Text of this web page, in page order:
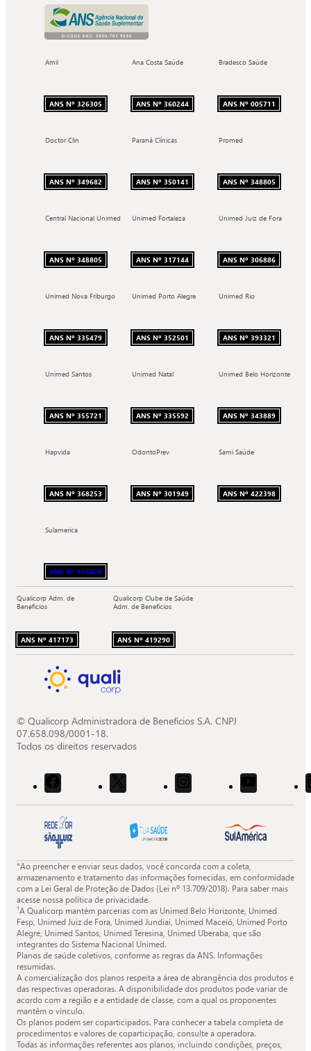
Amil
ANS Nº 326305
Ana Costa Saúde
ANS Nº 360244
Bradesco Saúde
ANS Nº 005711
Doctor Clin
ANS Nº 349682
Paraná Clínicas
ANS Nº 350141
Promed
ANS Nº 348805
Central Nacional Unimed
ANS Nº 348805
Unimed Fortaleza
ANS Nº 317144
Unimed Juiz de Fora
ANS Nº 306886
Unimed Nova Friburgo
ANS Nº 335479
Unimed Porto Alegre
ANS Nº 352501
Unimed Rio
ANS Nº 393321
Unimed Santos
ANS Nº 355721
Unimed Natal
ANS Nº 335592
Unimed Belo Horizonte
ANS Nº 343889
Hapvida
ANS Nº 368253
OdontoPrev
ANS Nº 301949
Sami Saúde
ANS Nº 422398
Sulamerica
ANS Nº 416428
Qualicorp Adm. de
Benefícios
ANS Nº 417173
Qualicorp Clube de Saúde
Adm. de Benefícios
ANS Nº 419290
© Qualicorp Administradora de Benefícios S.A. CNPJ
07.658.098/0001-18.
Todos os direitos reservados
Acessar
o
Facebook
da
Quali.
Acessar
o
X
Quali.
Acessar
o
Instagram
Acessar
o
Youtube
Quali.
*Ao preencher e enviar seus dados, você concorda com a coleta,
armazenamento e tratamento das informações fornecidas, em conformidade
com a Lei Geral de Proteção de Dados (Lei nº 13.709/2018). Para saber mais
acesse nossa política de privacidade.
¹A Qualicorp mantém parcerias com as Unimed Belo Horizonte, Unimed
Fesp, Unimed Juiz de Fora, Unimed Jundiaí, Unimed Maceió, Unimed Porto
Alegre, Unimed Santos, Unimed Teresina, Unimed Uberaba, que são
integrantes do Sistema Nacional Unimed.
Planos de saúde coletivos, conforme as regras da ANS. Informações
resumidas.
A comercialização dos planos respeita a área de abrangência dos produtos e
das respectivas operadoras. A disponibilidade dos produtos pode variar de
acordo com a região e a entidade de classe, com a qual os proponentes
mantêm o vínculo.
Os planos podem ser coparticipados. Para conhecer a tabela completa de
procedimentos e valores de coparticipação, consulte a operadora.
Todas as informações referentes aos planos, incluindo condições, preços,